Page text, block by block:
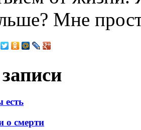
Мне
есть
о смерти